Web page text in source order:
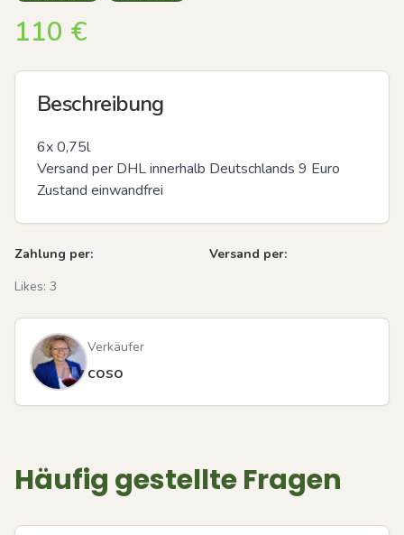
110 €
Beschreibung
6x 0,75l
Versand per DHL innerhalb Deutschlands 9 Euro
Zustand einwandfrei
Zahlung per:
Versand per:
Likes: 3
Verkäufer
coso
Häufig gestellte Fragen